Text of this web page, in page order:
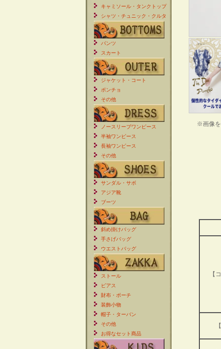
※画像を
【
キャミソール・タンクトップ
シャツ・チュニック・クルタ
パンツ
スカート
ジャケット・コート
ポンチョ
その他
ノースリーブワンピース
半袖ワンピース
長袖ワンピース
その他
サンダル・サボ
アジア靴
ブーツ
斜め掛けバッグ
手さげバッグ
ウエストバッグ
ストール
ピアス
財布・ポーチ
装飾小物
帽子・ターバン
その他
お得なセット商品